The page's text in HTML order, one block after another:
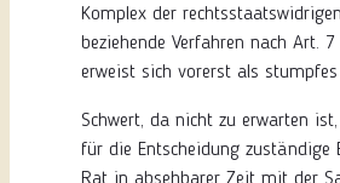
Komplex der
beziehende Verfahren nach Art. 7
erweist sich vorerst als stumpfes
Schwert, da nicht zu erwarten
für die Entscheidung zuständige
Rat in absehbarer Zeit mit der